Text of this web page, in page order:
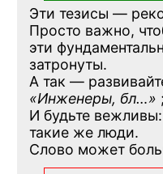
Эти тезисы —
Просто важно,
эти
затронуты.
А так —
«Инженеры, бл…»
И будьте
такие же люди.
Слово может